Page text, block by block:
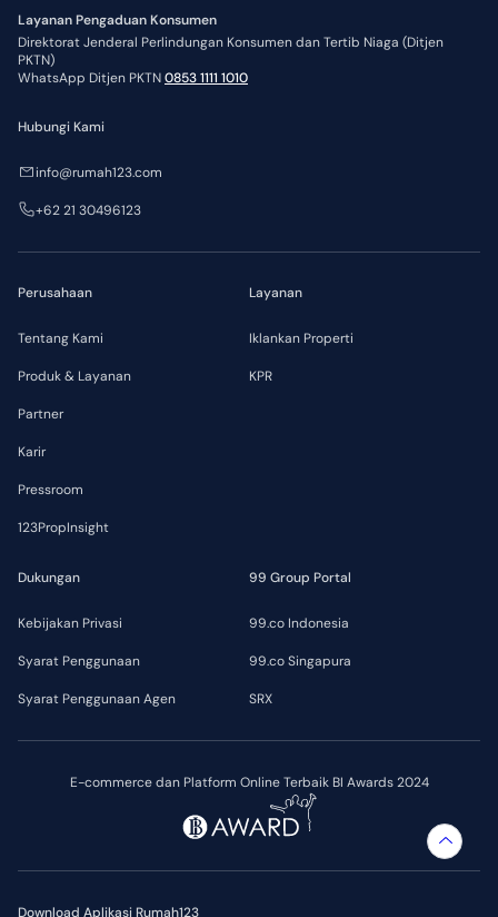
Layanan Pengaduan Konsumen
Direktorat Jenderal Perlindungan Konsumen dan Tertib Niaga (Ditjen
PKTN)
WhatsApp Ditjen PKTN0853 1111 1010
E-commerce dan Platform Online Terbaik BI Awards 2024
Download Aplikasi Rumah123
Perusahaan
Tentang Kami
Produk & Layanan
Partner
Karir
Pressroom
123PropInsight
Layanan
Iklankan Properti
KPR
Dukungan
Kebijakan Privasi
Syarat Penggunaan
Syarat Penggunaan Agen
99 Group Portal
99.co Indonesia
99.co Singapura
SRX
Hubungi Kami
info@rumah123.com
+62 21 30496123